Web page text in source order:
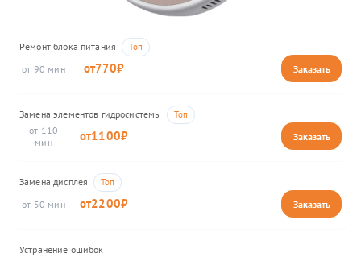
Ремонт блока питания
90
770
Замена элементов гидросистемы
110
1100
Замена дисплея
50
2200
Устранение ошибок